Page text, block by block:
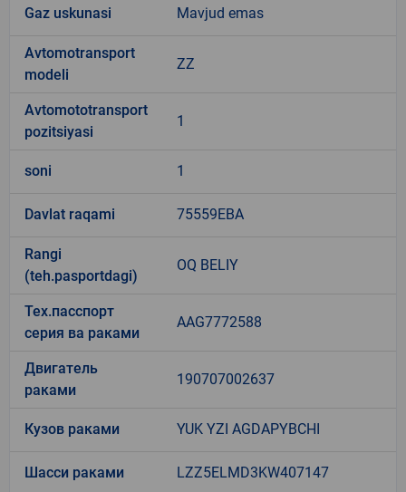
Gaz uskunasi Mavjud emas
Avtomotransport
modeli
ZZ
Avtomototransport
pozitsiyasi
1
soni 1
Davlat raqami 75559EBA
Rangi
(teh.pasportdagi)
OQ BELIY
Тех.пасспорт
серия ва раками
AAG7772588
Двигатель
раками
190707002637
Кузов раками YUK YZI AGDAPYBCHI
Шасси раками LZZ5ELMD3KW407147